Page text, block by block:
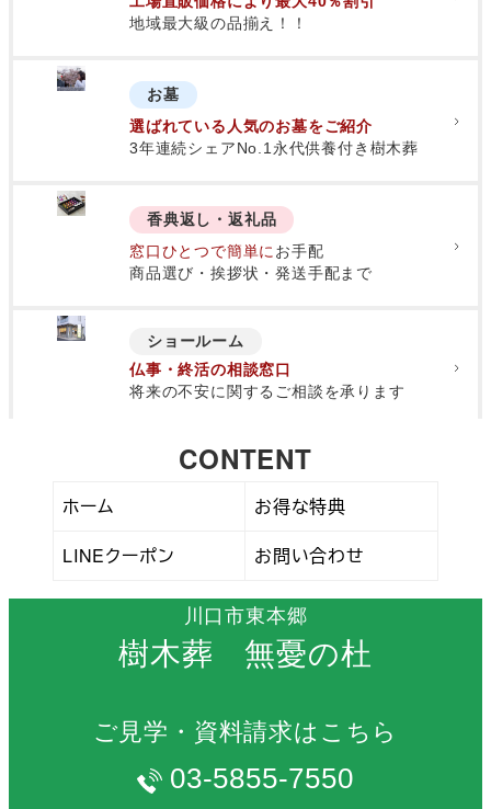
地域最大級の品揃え！！
お墓
選ばれている人気のお墓をご紹介
3年連続シェアNo.1永代供養付き樹木葬
香典返し・返礼品
窓口ひとつで簡単に お手配
商品選び・挨拶状・発送手配まで
ショールーム
仏事・終活の相談窓口
将来の不安に関するご相談を承ります
CONTENT
ホーム
お得な特典
LINEクーポン
お問い合わせ
川口市東本郷
樹木葬 無憂の杜
ご見学・資料請求はこちら
03-5855-7550